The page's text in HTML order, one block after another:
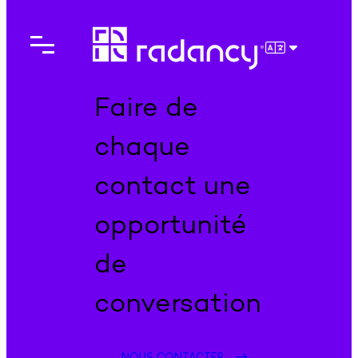
contenu
Faire de
chaque
contact une
opportunité
de
conversation